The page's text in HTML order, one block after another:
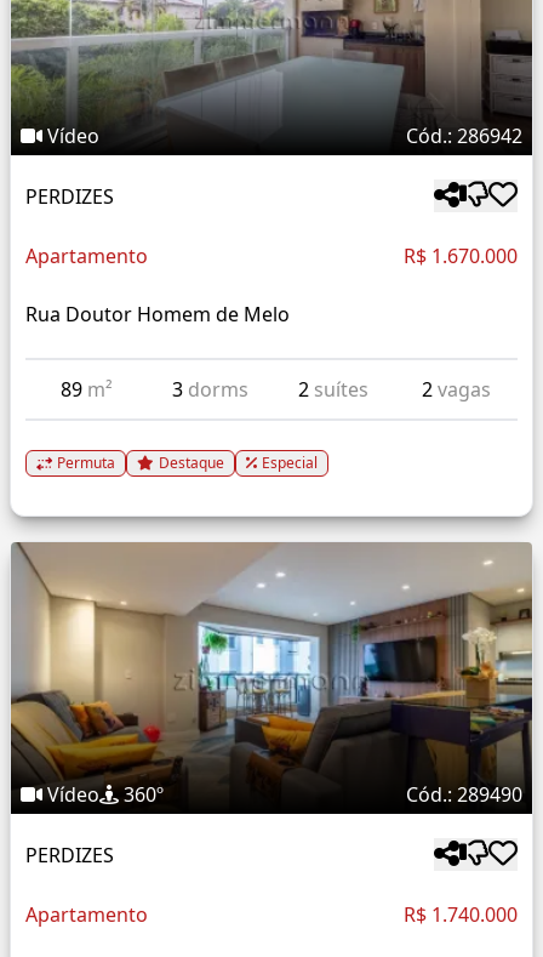
Vídeo Cód.: 286942
PERDIZES
Apartamento R$ 1.670.000
Rua Doutor Homem de Melo
89 m² 3 dorms 2 suítes 2vagas
Permuta Destaque Especial
Vídeo 360º Cód.: 289490
PERDIZES
Apartamento R$ 1.740.000